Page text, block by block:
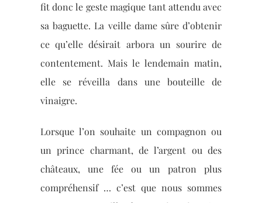
fit donc le geste magique tant attendu avec
sa baguette. La veille dame sûre d’obtenir
ce qu’elle désirait arbora un sourire de
contentement. Mais le lendemain matin,
elle se réveilla dans une bouteille de
vinaigre.
Lorsque l’on souhaite un compagnon ou
un prince charmant, de l’argent ou des
châteaux, une fée ou un patron plus
compréhensif … c’est que nous sommes